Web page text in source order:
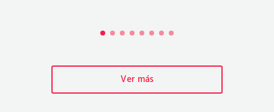
Ver más